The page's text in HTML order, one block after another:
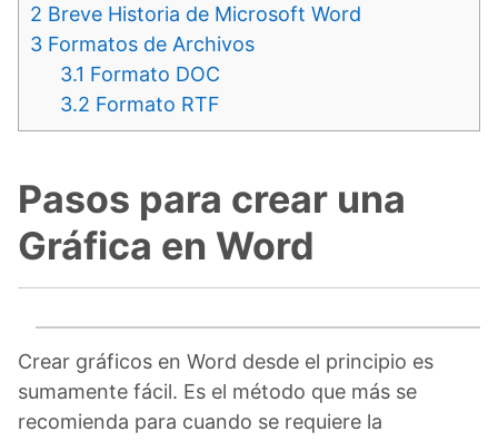
2 Breve Historia de Microsoft Word
3 Formatos de Archivos
3.1 Formato DOC
3.2 Formato RTF
Pasos para crear una
Gráfica en Word
Crear gráficos en Word desde el principio es
sumamente fácil. Es el método que más se
recomienda para cuando se requiere la